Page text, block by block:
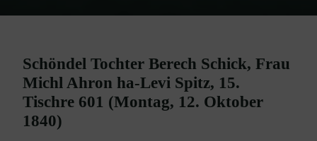
Schöndel Tochter Berech Schick, Frau
Michl Ahron ha-Levi Spitz, 15.
Tischre 601 (Montag, 12. Oktober
1840)